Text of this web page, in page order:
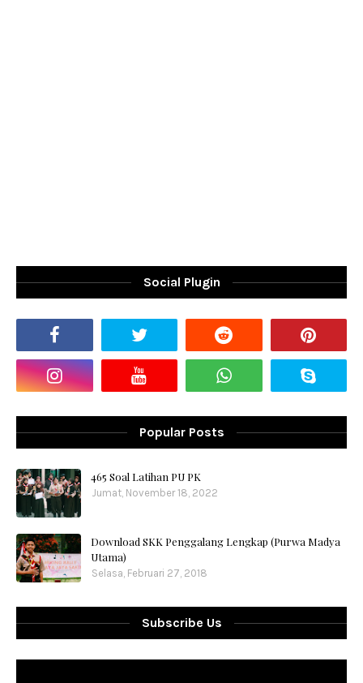
Social Plugin
Popular Posts
465 Soal Latihan PU PK
Jumat, November 18, 2022
Download SKK Penggalang Lengkap (Purwa Madya
Utama)
Selasa, Februari 27, 2018
Subscribe Us